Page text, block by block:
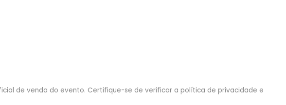
de venda do evento. Certifique-se de verificar a política de privacidade e